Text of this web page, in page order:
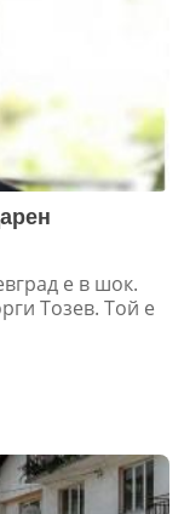
е в шок.
Тозев. Той е